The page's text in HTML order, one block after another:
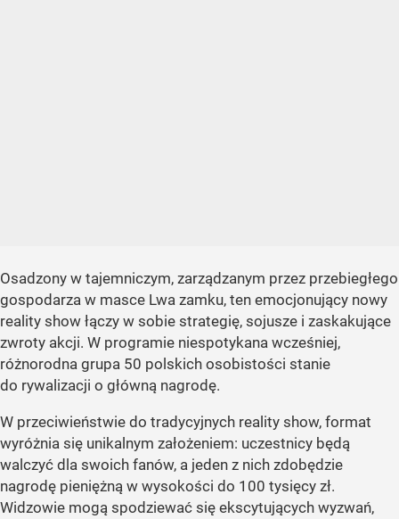
Osadzony w tajemniczym, zarządzanym przez przebiegłego
gospodarza w masce Lwa zamku, ten emocjonujący nowy
reality show łączy w sobie strategię, sojusze i zaskakujące
zwroty akcji. W programie niespotykana wcześniej,
różnorodna grupa 50 polskich osobistości stanie
do rywalizacji o główną nagrodę.
W przeciwieństwie do tradycyjnych reality show, format
wyróżnia się unikalnym założeniem: uczestnicy będą
walczyć dla swoich fanów, a jeden z nich zdobędzie
nagrodę pieniężną w wysokości do 100 tysięcy zł.
Widzowie mogą spodziewać się ekscytujących wyzwań,